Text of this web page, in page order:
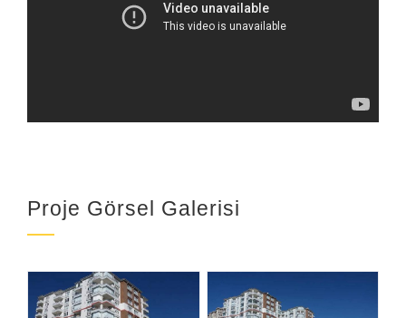
Proje Görsel Galerisi